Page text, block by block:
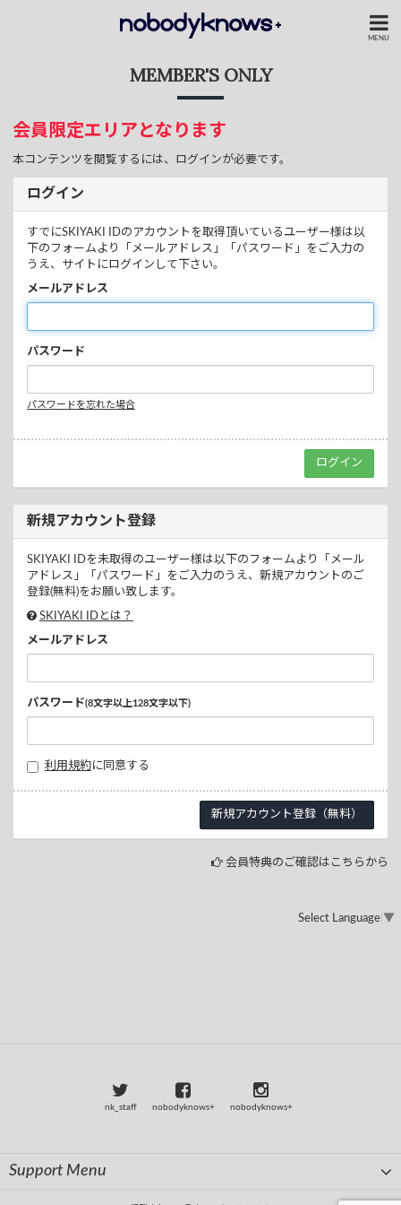
MENU
MEMBER'S ONLY
会員限定エリアとなります
本コンテンツを閲覧するには、ログインが必要です。
ログイン
すでにSKIYAKI IDのアカウントを取得頂いているユーザー様は以
下のフォームより「メールアドレス」「パスワード」をご入力の
うえ、サイトにログインして下さい。
メールアドレス
パスワード
パスワードを忘れた場合
新規アカウント登録
SKIYAKI IDを未取得のユーザー様は以下のフォームより「メール
アドレス」「パスワード」をご入力のうえ、新規アカウントのご
登録(無料)をお願い致します。
SKIYAKI IDとは？
メールアドレス
パスワード(8文字以上128文字以下)
利用規約に同意する
会員特典のご確認はこちらから
Select Language ▼
nk_staff nobodyknows+ nobodyknows+
Support Menu